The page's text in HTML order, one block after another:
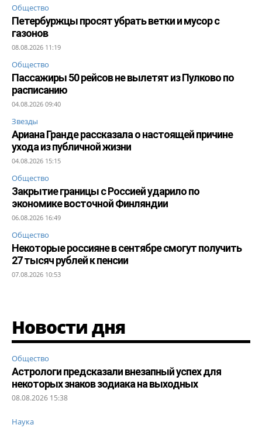
Общество
Петербуржцы просят убрать ветки и мусор с
газонов
08.08.2026 11:19
Общество
Пассажиры 50 рейсов не вылетят из Пулково по
расписанию
04.08.2026 09:40
Звезды
Ариана Гранде рассказала о настоящей причине
ухода из публичной жизни
04.08.2026 15:15
Общество
Закрытие границы с Россией ударило по
экономике восточной Финляндии
06.08.2026 16:49
Общество
Некоторые россияне в сентябре смогут получить
27 тысяч рублей к пенсии
07.08.2026 10:53
Новости дня
Общество
Астрологи предсказали внезапный успех для
некоторых знаков зодиака на выходных
08.08.2026 15:38
Наука